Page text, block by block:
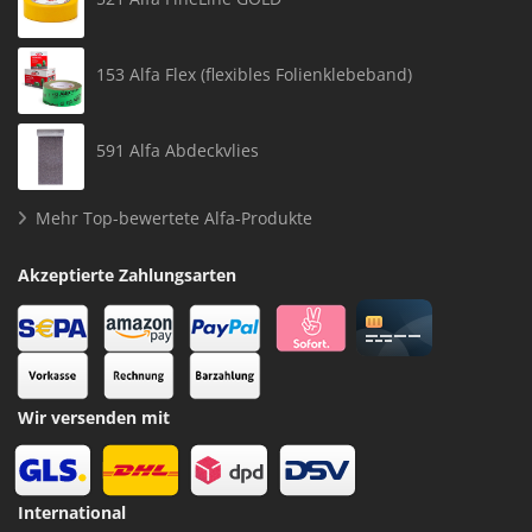
153 Alfa Flex (flexibles Folienklebeband)
591 Alfa Abdeckvlies
Mehr Top-bewertete Alfa-Produkte
Akzeptierte Zahlungsarten
Wir versenden mit
International